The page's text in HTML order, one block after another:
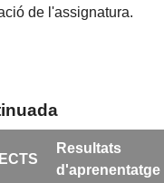
de l'assignatura.
ECTS
Resultats
d'aprenentatge